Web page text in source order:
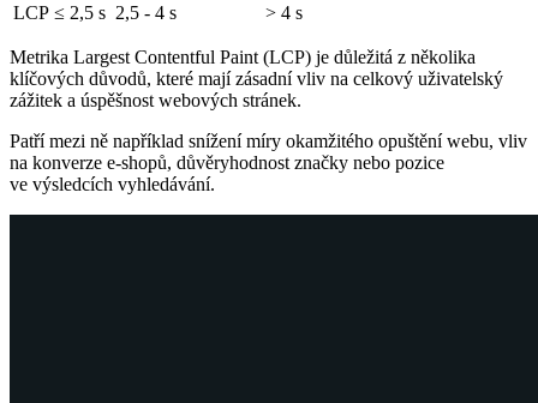
LCP ≤ 2,5 s 2,5 - 4 s > 4 s
Metrika Largest Contentful Paint (LCP) je důležitá z několika
klíčových důvodů, které mají zásadní vliv na celkový uživatelský
zážitek a úspěšnost webových stránek.
Patří mezi ně například snížení míry okamžitého opuštění webu, vliv
na konverze e-shopů, důvěryhodnost značky nebo pozice
ve výsledcích vyhledávání.